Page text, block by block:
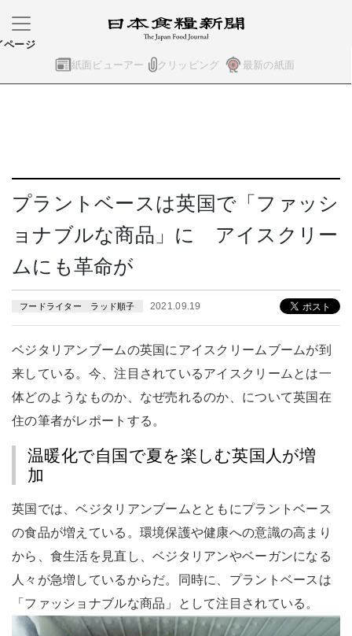
紙面ビューアー クリッピング 最新の紙面
ページ
プラントベースは英国で「ファッシ
ョナブルな商品」に アイスクリー
ムにも革命が
フードライター ラッド順子 2021.09.19
ベジタリアンブームの英国にアイスクリームブームが到
来している。今、注目されているアイスクリームとは一
体どのようなものか、なぜ売れるのか、について英国在
住の筆者がレポートする。
温暖化で自国で夏を楽しむ英国人が増
加
英国では、ベジタリアンブームとともにプラントベース
の食品が増えている。環境保護や健康への意識の高まり
から、食生活を見直し、ベジタリアンやベーガンになる
人々が急増しているからだ。同時に、プラントベースは
「ファッショナブルな商品」として注目されている。